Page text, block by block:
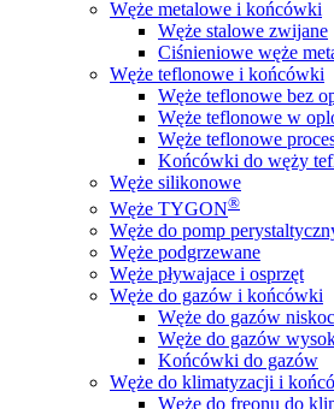
Węże metalowe i końcówki
Węże stalowe zwijane
Ciśnieniowe węże
Węże teflonowe i końcówki
Węże teflonowe bez
Węże teflonowe w
Węże teflonowe
Końcówki do węży
Węże silikonowe
Węże TYGON®
Węże do pomp
Węże podgrzewane
Węże pływajace i osprzęt
Węże do gazów i końcówki
Węże do gazów
Węże do gazów
Końcówki do gazów
Węże do klimatyzacji i
Węże do freonu do